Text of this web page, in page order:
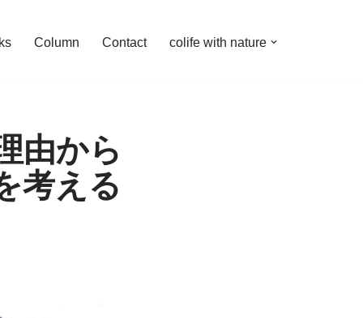
Column Contact colife with nature
由から
考える